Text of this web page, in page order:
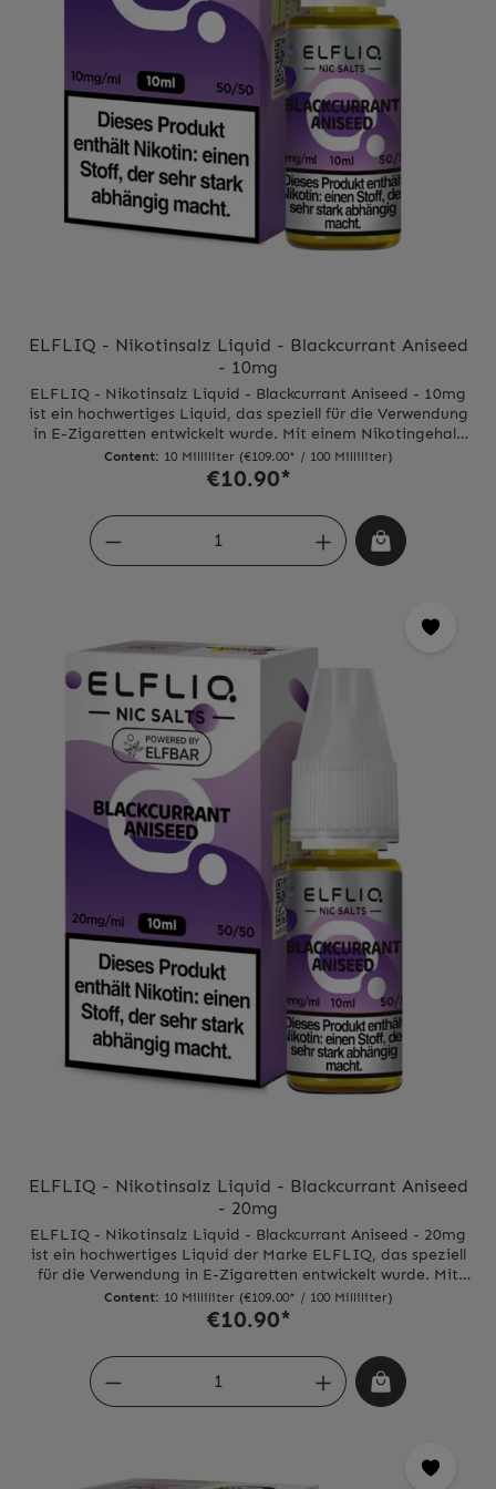
ELFLIQ - Nikotinsalz Liquid - Blackcurrant Aniseed
- 10mg
ELFLIQ - Nikotinsalz Liquid - Blackcurrant Aniseed - 10mg
ist ein hochwertiges Liquid, das speziell für die Verwendung
in E-Zigaretten entwickelt wurde. Mit einem Nikotingehalt
von 10mg pro Milliliter bietet es eine intensive und dennoch
angenehme Nikotindosis.Das geschmacksprofil von ELFLIQ
Mischung aus süßen schwarzen Johannisbeeren und
würzigem Anis. Diese Kombination sorgt für ein einzigartiges
und unvergessliches Geschmackserlebnis.Jede Flasche enthält
ausbalanciert und sorgen für einen intensiven und dennoch
angenehmen Geschmack.ELFLIQ - Nikotinsalz Liquid -
Blackcurrant Aniseed - 10mg ist ideal für alle, die auf der
Suche nach einem hochwertigen und geschmackvollen Liquid
sind. Der hohe Nikotingehalt sorgt für eine schnelle und
effektive Nikotinaufnahme, während die süßen Aromen
deinen Gaumen verwöhnen!
Content: 10 Milliliter (€109.00* / 100 Milliliter)
€10.90*
ELFLIQ - Nikotinsalz Liquid - Blackcurrant Aniseed
- 20mg
ELFLIQ - Nikotinsalz Liquid - Blackcurrant Aniseed - 20mg
ist ein hochwertiges Liquid der Marke ELFLIQ, das speziell
für die Verwendung in E-Zigaretten entwickelt wurde. Mit
einem Nikotingehalt von 20mg pro Milliliter bietet es eine
intensive Nikotindosis für ein befriedigendes
perfekte Mischung aus süßen schwarzen Johannisbeeren und
würzigem Anis. Die Aromen sind sorgfältig ausgewählt und
sorgen für einen einzigartigen und unvergesslichen
Blackcurrant Aniseed - 20mg ist perfekt für Dampfer, die auf
Content: 10 Milliliter (€109.00* / 100 Milliliter)
€10.90*